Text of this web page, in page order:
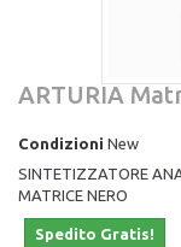
ARTURIA
Condizioni New
SINTETIZZATORE
MATRICE NERO
Spedito Gratis!